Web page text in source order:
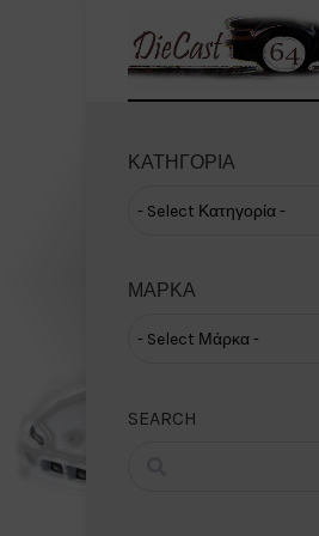
ΚΑΤΗΓΟΡΊΑ
ΜΆΡΚΑ
SEARCH